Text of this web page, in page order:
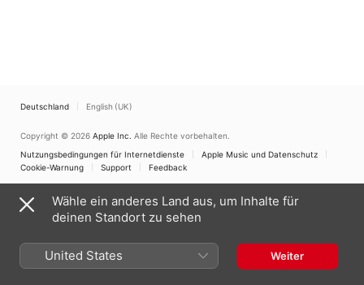
Deutschland English (UK)
Copyright © 2026 Apple Inc. Alle Rechte vorbehalten.
Nutzungsbedingungen für Internetdienste
Apple Music und Datenschutz
Cookie-Warnung
Support Feedback
Wähle ein anderes Land aus, um Inhalte für
deinen Standort zu sehen
United States Weiter